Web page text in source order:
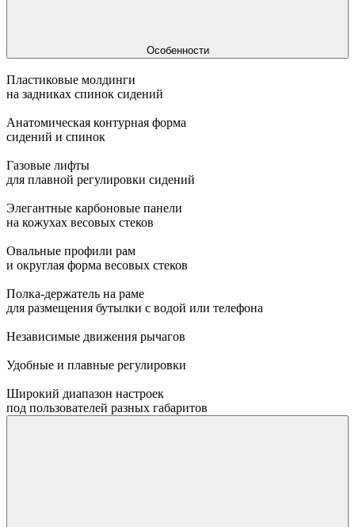
Особенности
Пластиковые молдинги
на задниках спинок сидений
Анатомическая контурная форма
сидений и спинок
Газовые лифты
для плавной регулировки сидений
Элегантные карбоновые панели
на кожухах весовых стеков
Овальные профили рам
и округлая форма весовых стеков
Полка-держатель на раме
для размещения бутылки с водой или телефона
Независимые движения рычагов
Удобные и плавные регулировки
Широкий диапазон настроек
под пользователей разных габаритов